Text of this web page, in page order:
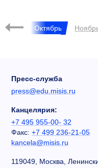
Октябрь
Пресс-служба
press@edu.misis.ru
Канцелярия:
+7 495 955-00- 32
Факс: +7 499 236-21-05
kancela@misis.ru
119049, Москва,